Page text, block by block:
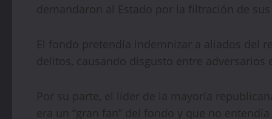
demandaron al Estado por la filtración de
El fondo pretendía indemnizar a aliados del
delitos, causando disgusto entre
Por su parte, el líder de la mayoría
era un “gran fan” del fondo y que no